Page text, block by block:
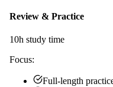
Review & Practice
10h study time
Focus:
Full-length